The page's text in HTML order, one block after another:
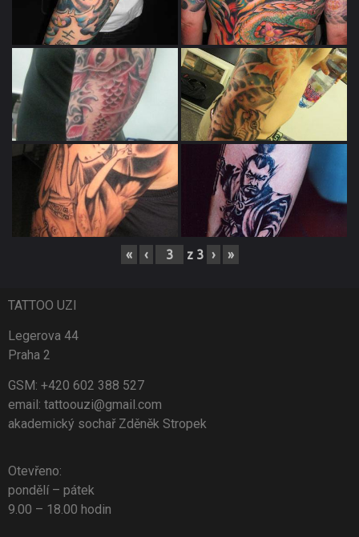
« ‹ z 3 › »
TATTOO UZI
Legerova 44
Praha 2
GSM: +420 602 388 527
email: tattoouzi@gmail.com
akademický sochař Zděněk Stropek
Otevřeno:
pondělí – pátek
9.00 – 18.00 hodin